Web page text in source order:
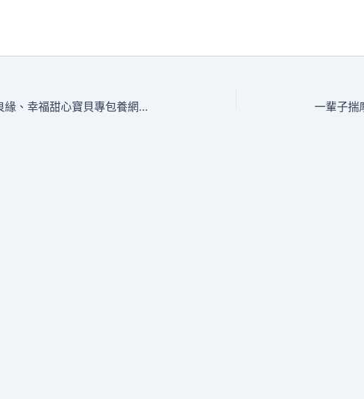
七夕當日，“集聚良緣、幸福甜心寶貝專包養網列車”浪漫動身